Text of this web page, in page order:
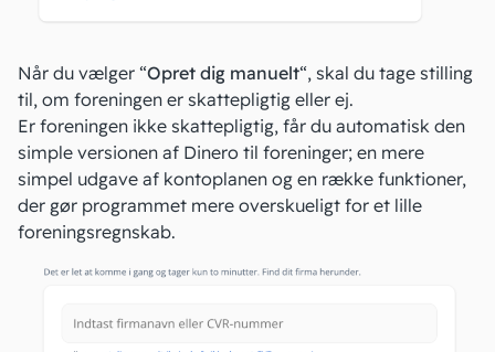
Når du vælger “Opret dig manuelt“, skal du tage stilling
til, om foreningen er skattepligtig eller ej.
Er foreningen ikke skattepligtig, får du automatisk den
simple versionen af Dinero til foreninger; en mere
simpel udgave af kontoplanen og en række funktioner,
der gør programmet mere overskueligt for et lille
foreningsregnskab.